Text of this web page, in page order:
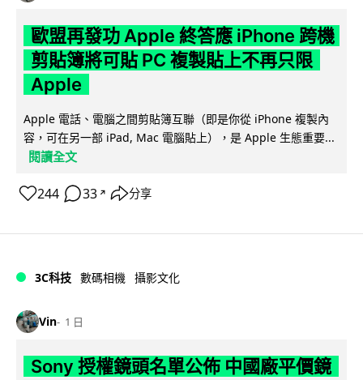
歐盟再發功 Apple 終答應 iPhone 跨機
剪貼簿將可貼 PC 複製貼上不再只限
Apple
Apple 電話、電腦之間剪貼簿互聯（即是你從 iPhone 複製內
容，可在另一部 iPad, Mac 電腦貼上），是 Apple 生態重要...
閱讀全文
244 33 ↗ 分享
3C科技 數碼相機 攝影文化
Vin 1 日
Sony 授權鏡頭名單公佈 中國廠平價鏡